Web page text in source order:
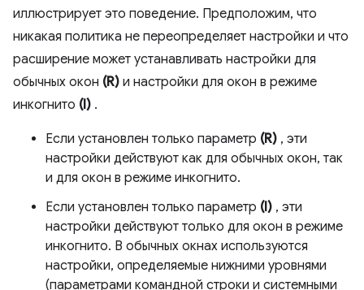
иллюстрирует это поведение. Предположим, что
никакая политика не переопределяет настройки и что
расширение может устанавливать настройки для
обычных окон (R) и настройки для окон в режиме
инкогнито (I) .
Если установлен только параметр (R) , эти
настройки действуют как для обычных окон, так
и для окон в режиме инкогнито.
Если установлен только параметр (I) , эти
настройки действуют только для окон в режиме
инкогнито. В обычных окнах используются
настройки, определяемые нижними уровнями
(параметрами командной строки и системными